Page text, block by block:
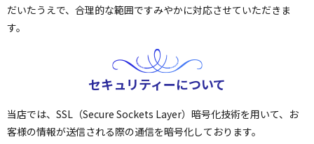
だいたうえで、合理的な範囲ですみやかに対応させていただきま
す。
セキュリティーについて
当店では、SSL（Secure Sockets Layer）暗号化技術を用いて、お
客様の情報が送信される際の通信を暗号化しております。